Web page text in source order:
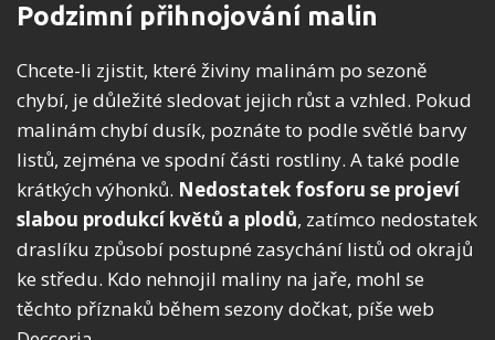
Podzimní přihnojování malin
Chcete-li zjistit, které živiny malinám po sezoně
chybí, je důležité sledovat jejich růst a vzhled. Pokud
malinám chybí dusík, poznáte to podle světlé barvy
listů, zejména ve spodní části rostliny. A také podle
krátkých výhonků. Nedostatek fosforu se projeví
slabou produkcí květů a plodů, zatímco nedostatek
draslíku způsobí postupné zasychání listů od okrajů
ke středu. Kdo nehnojil maliny na jaře, mohl se
těchto příznaků během sezony dočkat, píše web